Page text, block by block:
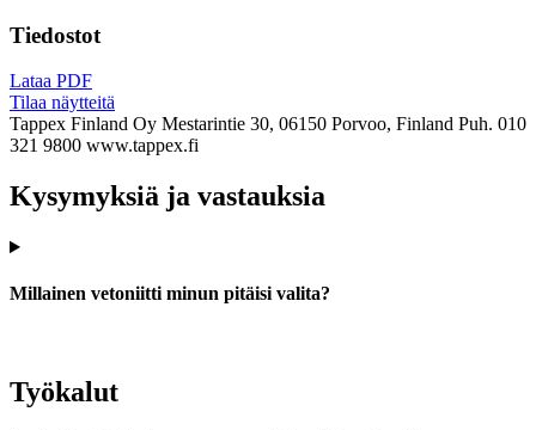
Tiedostot
Lataa PDF
Tilaa näytteitä
Tappex Finland Oy Mestarintie 30, 06150 Porvoo, Finland Puh. 010
321 9800 www.tappex.fi
Kysymyksiä ja vastauksia
Millainen vetoniitti minun pitäisi valita?
Työkalut